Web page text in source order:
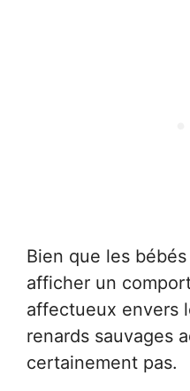
Bien que les
afficher un
affectueux envers
renards sauvages
certainement pas.